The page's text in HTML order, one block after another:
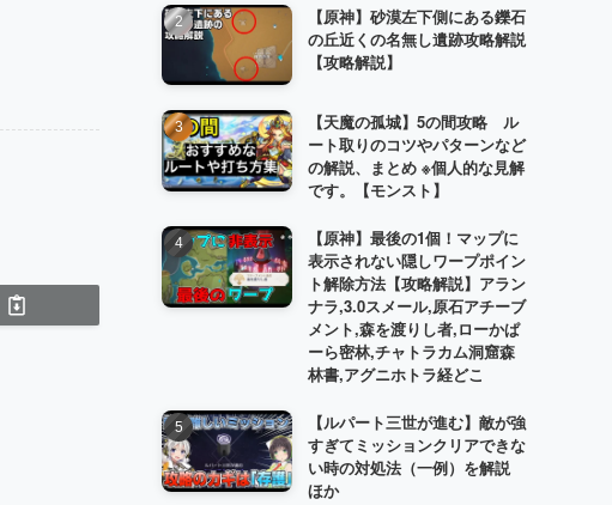
【原神】砂漠左下側にある鑠石
の丘近くの名無し遺跡攻略解説
【攻略解説】
【天魔の孤城】5の間攻略 ル
ート取りのコツやパターンなど
の解説、まとめ ※個人的な見解
です。【モンスト】
【原神】最後の1個！マップに
表示されない隠しワープポイン
ト解除方法【攻略解説】アラン
ナラ,3.0スメール,原石アチーブ
メント,森を渡りし者,ローかぱ
ーら密林,チャトラカム洞窟森
林書,アグニホトラ経どこ
【ルパート三世が進む】敵が強
すぎてミッションクリアできな
い時の対処法（一例）を解説
ほか